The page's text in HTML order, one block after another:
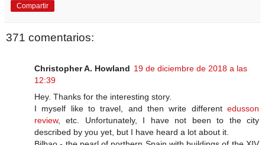
Compartir
371 comentarios:
Christopher A. Howland 19 de diciembre de 2018 a las
12:39
Hey. Thanks for the interesting story.
I myself like to travel, and then write different edusson
review, etc. Unfortunately, I have not been to the city
described by you yet, but I have heard a lot about it.